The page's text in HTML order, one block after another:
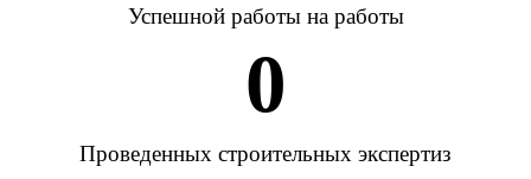
Успешной работы на работы
0
Проведенных строительных экспертиз